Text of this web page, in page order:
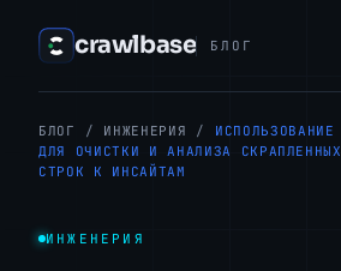
crawlbase БЛОГ
БЛОГ / ИНЖЕНЕРИЯ /
ИСПОЛЬЗОВАНИЕ
ДЛЯ ОЧИСТКИ И АНАЛИЗА
СТРОК К ИНСАЙТАМ
ИНЖЕНЕРИЯ